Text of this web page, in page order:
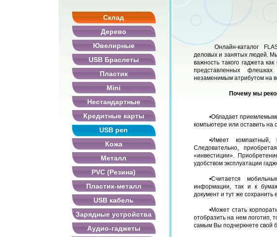
Онлайн-каталог
деловых и занятых людей.
важность такого гаджета
представленных
незаменимым атрибутом на
Почему мы
•Обладает
компьютере или оставить на
•Имеет
Следовательно,
«инвестиции».
удобством эксплуатации
•Считается
информации, так и к
документ и тут же сохранить
•Может стать
отобразить на нем логотип,
самым Вы подчеркнете свой
Склад
Дерево
Ювелирные
USB Браслеты
Пластик
Mini
Нестандартные
Кредитные карты
USB pen
Кожа
Металл
PVC (Резина)
Пластик-металл
USB кабель
Зарядные устройства
Аудио-гаджеты